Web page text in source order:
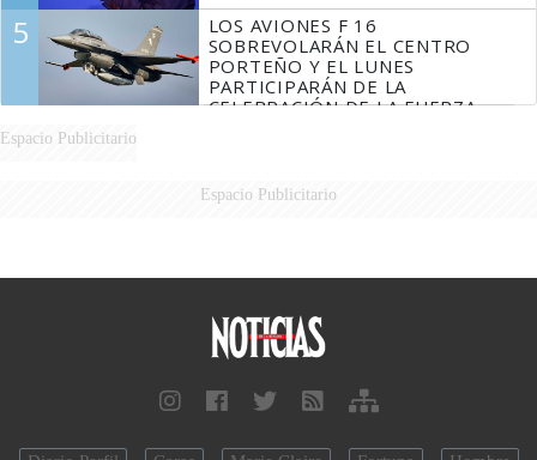
5
LOS AVIONES F 16
SOBREVOLARÁN EL CENTRO
PORTEÑO Y EL LUNES
PARTICIPARÁN DE LA
CELEBRACIÓN DE LA FUERZA
Espacio Publicitario
Espacio Publicitario